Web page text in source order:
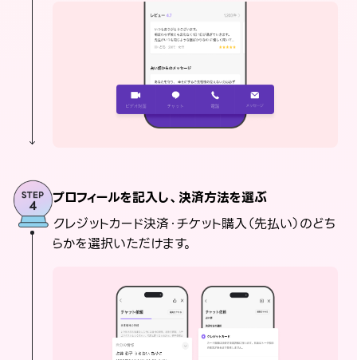
プロフィールを記入し、決済方法を選ぶ
クレジットカード決済・チケット購入（先払い）のどち
らかを選択いただけます。